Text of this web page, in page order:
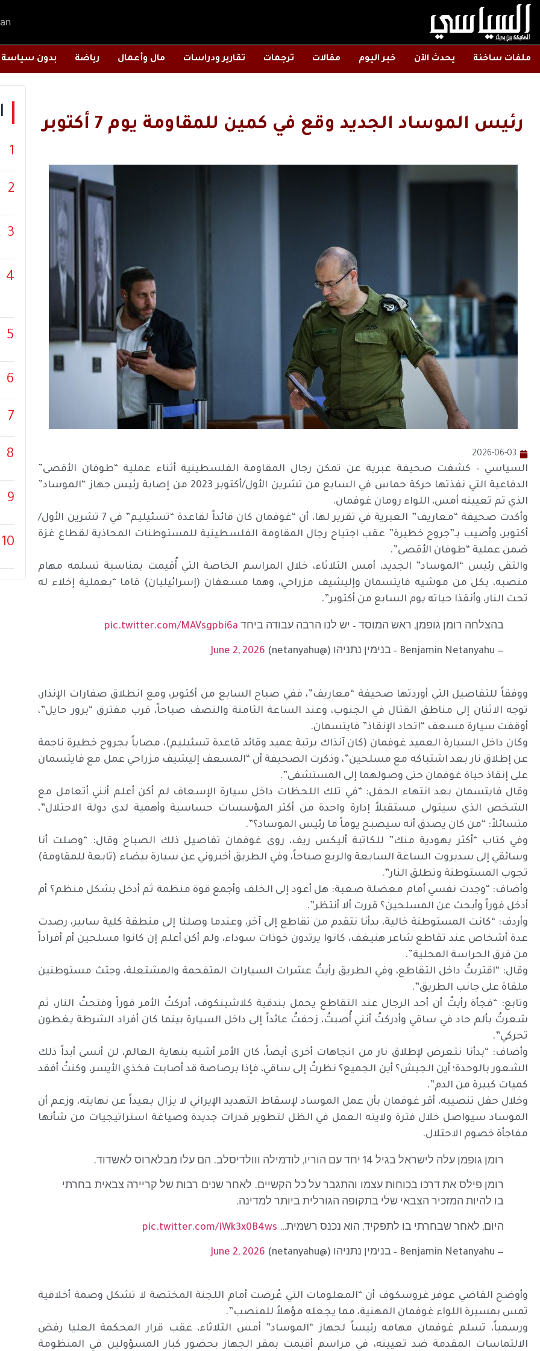
ملفات ساخنة يحدث الآن خبر اليوم مقالات ترجمات تقارير ودراسات مال وأعمال رياضة بدون سياسة
رئيس الموساد الجديد وقع في كمين للمقاومة يوم 7 أكتوبر
2026-06-03
السياسي – كشفت صحيفة عبرية عن تمكن رجال المقاومة الفلسطينية أثناء عملية “طوفان الأقصى”
الدفاعية التي نفذتها حركة حماس في السابع من تشرين الأول/أكتوبر 2023 من إصابة رئيس جهاز “الموساد”
الذي تم تعيينه أمس، اللواء رومان غوفمان.
وأكدت صحيفة “معاريف” العبرية في تقرير لها، أن “غوفمان كان قائداً لقاعدة “تسئيليم” في 7 تشرين الأول/
أكتوبر، وأصيب بـ”جروح خطيرة” عقب اجتياح رجال المقاومة الفلسطينية للمستوطنات المحاذية لقطاع غزة
ضمن عملية “طوفان الأقصى”.
والتقى رئيس “الموساد” الجديد، أمس الثلاثاء، خلال المراسم الخاصة التي أُقيمت بمناسبة تسلمه مهام
منصبه، بكل من موشيه فايتسمان وإليشيف مزراحي، وهما مسعفان (إسرائيليان) قاما “بعملية إخلاء له
تحت النار، وأنقذا حياته يوم السابع من أكتوبر”.
בהצלחה רומן גופמן, ראש המוסד – יש לנו הרבה עבודה ביחד pic.twitter.com/MAVsgpbi6a
— Benjamin Netanyahu – בנימין נתניהו (@netanyahu) June 2, 2026
ووفقاً للتفاصيل التي أوردتها صحيفة “معاريف”، ففي صباح السابع من أكتوبر، ومع انطلاق صفارات الإنذار،
توجه الاثنان إلى مناطق القتال في الجنوب، وعند الساعة الثامنة والنصف صباحاً، قرب مفترق “برور حايل”،
أوقفت سيارة مسعف “اتحاد الإنقاذ” فايتسمان.
وكان داخل السيارة العميد غوفمان (كان آنذاك برتبة عميد وقائد قاعدة تسئيليم)، مصاباً بجروح خطيرة ناجمة
عن إطلاق نار بعد اشتباكه مع مسلحين”، وذكرت الصحيفة أن “المسعف إليشيف مزراحي عمل مع فايتسمان
على إنقاذ حياة غوفمان حتى وصولهما إلى المستشفى”.
وقال فايتسمان بعد انتهاء الحفل: “في تلك اللحظات داخل سيارة الإسعاف لم أكن أعلم أنني أتعامل مع
الشخص الذي سيتولى مستقبلاً إدارة واحدة من أكثر المؤسسات حساسية وأهمية لدى دولة الاحتلال”،
متسائلاً: “من كان يصدق أنه سيصبح يوماً ما رئيس الموساد؟”.
وفي كتاب “أكثر يهودية منك” للكاتبة أليكس ريف، روى غوفمان تفاصيل ذلك الصباح وقال: “وصلت أنا
وسائقي إلى سديروت الساعة السابعة والربع صباحاً، وفي الطريق أخبروني عن سيارة بيضاء (تابعة للمقاومة)
تجوب المستوطنة وتطلق النار”.
وأضاف: “وجدت نفسي أمام معضلة صعبة: هل أعود إلى الخلف وأجمع قوة منظمة ثم أدخل بشكل منظم؟ أم
أدخل فوراً وأبحث عن المسلحين؟ قررت ألا أنتظر”.
وأردف: “كانت المستوطنة خالية، بدأنا نتقدم من تقاطع إلى آخر، وعندما وصلنا إلى منطقة كلية سابير، رصدت
عدة أشخاص عند تقاطع شاعر هنيغف، كانوا يرتدون خوذات سوداء، ولم أكن أعلم إن كانوا مسلحين أم أفراداً
من فرق الحراسة المحلية”.
وقال: “اقتربتُ داخل التقاطع، وفي الطريق رأيتُ عشرات السيارات المتفحمة والمشتعلة، وجثث مستوطنين
ملقاة على جانب الطريق”.
وتابع: “فجأة رأيتُ أن أحد الرجال عند التقاطع يحمل بندقية كلاشينكوف، أدركتُ الأمر فوراً وفتحتُ النار، ثم
شعرتُ بألم حاد في ساقي وأدركتُ أنني أُصبتُ، زحفتُ عائداً إلى داخل السيارة بينما كان أفراد الشرطة يغطون
تحركي”.
وأضاف: “بدأنا نتعرض لإطلاق نار من اتجاهات أخرى أيضاً، كان الأمر أشبه بنهاية العالم، لن أنسى أبداً ذلك
الشعور بالوحدة؛ أين الجيش؟ أين الجميع؟ نظرتُ إلى ساقي، فإذا برصاصة قد أصابت فخذي الأيسر، وكنتُ أفقد
كميات كبيرة من الدم”.
وخلال حفل تنصيبه، أقر غوفمان بأن عمل الموساد لإسقاط التهديد الإيراني لا يزال بعيداً عن نهايته، وزعم أن
الموساد سيواصل خلال فترة ولايته العمل في الظل لتطوير قدرات جديدة وصياغة استراتيجيات من شأنها
مفاجأة خصوم الاحتلال.
רומן גופמן עלה לישראל בגיל 14 יחד עם הוריו, לודמילה ווולדיסלב. הם עלו מבלארוס לאשדוד.
רומן פילס את דרכו בכוחות עצמו והתגבר על כל הקשיים. לאחר שנים רבות של קריירה צבאית בחרתי
בו להיות המזכיר הצבאי שלי בתקופה הגורלית ביותר למדינה.
היום, לאחר שבחרתי בו לתפקיד, הוא נכנס רשמית… pic.twitter.com/iWk3x0B4ws
— Benjamin Netanyahu – בנימין נתניהו (@netanyahu) June 2, 2026
وأوضح القاضي عوفر غروسكوف أن “المعلومات التي عُرضت أمام اللجنة المختصة لا تشكل وصمة أخلاقية
تمس بمسيرة اللواء غوفمان المهنية، مما يجعله مؤهلاً للمنصب”.
ورسمياً، تسلم غوفمان مهامه رئيساً لجهاز “الموساد” أمس الثلاثاء، عقب قرار المحكمة العليا رفض
الالتماسات المقدمة ضد تعيينه، في مراسم أقيمت بمقر الجهاز بحضور كبار المسؤولين في المنظومة
1
2
3
4
5
6
7
8
9
10